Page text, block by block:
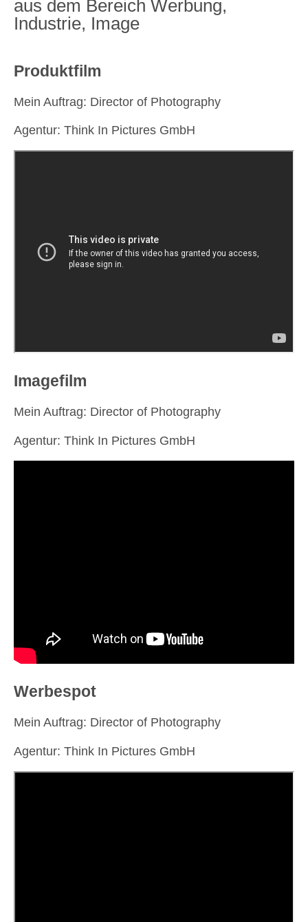
aus dem Bereich Werbung,
Industrie, Image
Produktfilm
Mein Auftrag: Director of Photography
Agentur: Think In Pictures GmbH
Imagefilm
Mein Auftrag: Director of Photography
Agentur: Think In Pictures GmbH
Werbespot
Mein Auftrag: Director of Photography
Agentur: Think In Pictures GmbH